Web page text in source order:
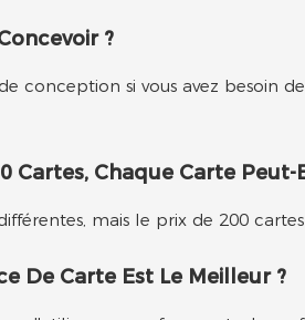
?
de conception si vous avez
Cartes, Chaque Carte
mais le prix de 200
De Carte Est Le Meilleur ?